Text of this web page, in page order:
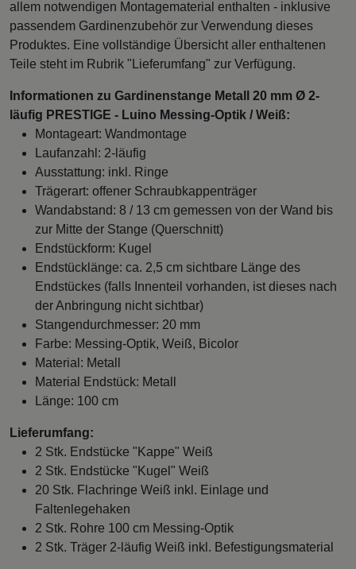
allem notwendigen Montagematerial enthalten - inklusive
passendem Gardinenzubehör zur Verwendung dieses
Produktes. Eine vollständige Übersicht aller enthaltenen
Teile steht im Rubrik "Lieferumfang" zur Verfügung.
Informationen zu Gardinenstange Metall 20 mm Ø 2-
läufig PRESTIGE - Luino Messing-Optik / Weiß:
Montageart: Wandmontage
Laufanzahl: 2-läufig
Ausstattung: inkl. Ringe
Trägerart: offener Schraubkappenträger
Wandabstand: 8 / 13 cm gemessen von der Wand bis
zur Mitte der Stange (Querschnitt)
Endstückform: Kugel
Endstücklänge: ca. 2,5 cm sichtbare Länge des
Endstückes (falls Innenteil vorhanden, ist dieses nach
der Anbringung nicht sichtbar)
Stangendurchmesser: 20 mm
Farbe: Messing-Optik, Weiß, Bicolor
Material: Metall
Material Endstück: Metall
Länge: 100 cm
Lieferumfang:
2 Stk. Endstücke "Kappe" Weiß
2 Stk. Endstücke "Kugel" Weiß
20 Stk. Flachringe Weiß inkl. Einlage und
Faltenlegehaken
2 Stk. Rohre 100 cm Messing-Optik
2 Stk. Träger 2-läufig Weiß inkl. Befestigungsmaterial